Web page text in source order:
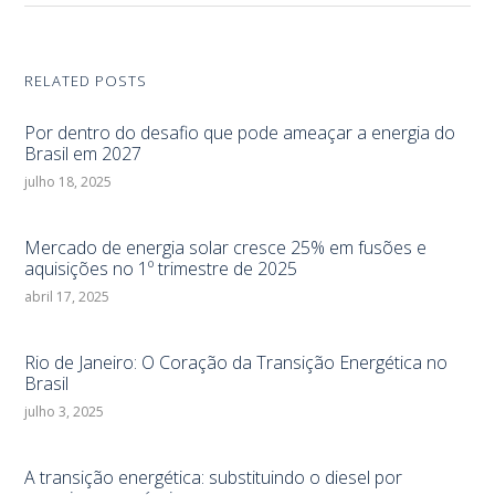
RELATED POSTS
Por dentro do desafio que pode ameaçar a energia do
Brasil em 2027
julho 18, 2025
Mercado de energia solar cresce 25% em fusões e
aquisições no 1º trimestre de 2025
abril 17, 2025
Rio de Janeiro: O Coração da Transição Energética no
Brasil
julho 3, 2025
A transição energética: substituindo o diesel por